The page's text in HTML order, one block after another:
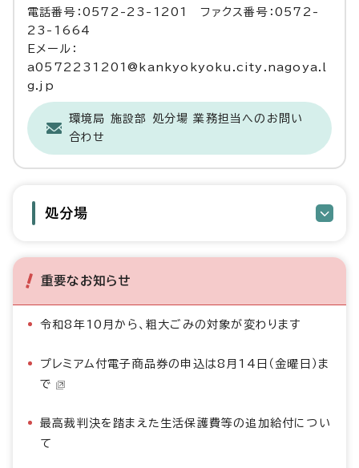
電話番号：0572-23-1201 ファクス番号：0572-
23-1664
Eメール：
a0572231201@kankyokyoku.city.nagoya.l
g.jp
環境局 施設部 処分場 業務担当へのお問い
合わせ
処分場
重要なお知らせ
令和8年10月から、粗大ごみの対象が変わります
プレミアム付電子商品券の申込は8月14日（金曜日）ま
で
最高裁判決を踏まえた生活保護費等の追加給付につい
て